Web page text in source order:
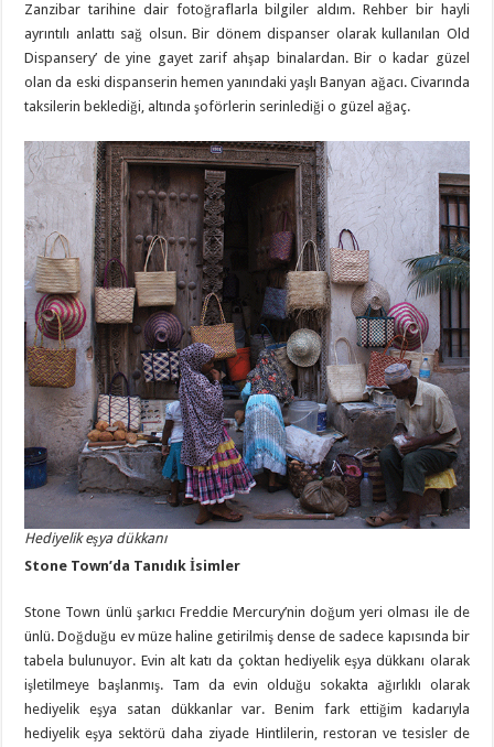
Zanzibar tarihine dair fotoğraflarla bilgiler aldım. Rehber bir hayli
ayrıntılı anlattı sağ olsun. Bir dönem dispanser olarak kullanılan Old
Dispansery’ de yine gayet zarif ahşap binalardan. Bir o kadar güzel
olan da eski dispanserin hemen yanındaki yaşlı Banyan ağacı. Civarında
taksilerin beklediği, altında şoförlerin serinlediği o güzel ağaç.
Hediyelik eşya dükkanı
Stone Town’da Tanıdık İsimler
Stone Town ünlü şarkıcı Freddie Mercury’nin doğum yeri olması ile de
ünlü. Doğduğu ev müze haline getirilmiş dense de sadece kapısında bir
tabela bulunuyor. Evin alt katı da çoktan hediyelik eşya dükkanı olarak
işletilmeye başlanmış. Tam da evin olduğu sokakta ağırlıklı olarak
hediyelik eşya satan dükkanlar var. Benim fark ettiğim kadarıyla
hediyelik eşya sektörü daha ziyade Hintlilerin, restoran ve tesisler de